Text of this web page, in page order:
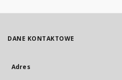
DANE KONTAKTOWE
Adres